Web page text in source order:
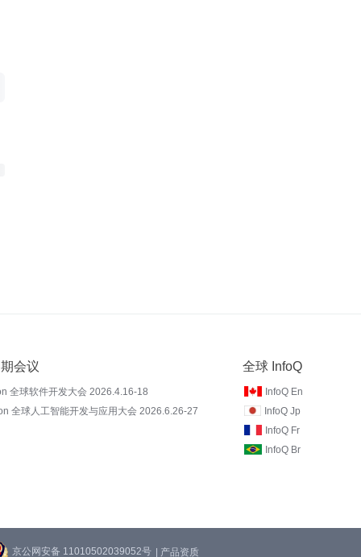
会议
全球软件开发大会 2026.4.16-18
全球人工智能开发与应用大会 2026.6.26-27
全球 InfoQ
InfoQ En
InfoQ Jp
InfoQ Fr
InfoQ Br
京公网安备 11010502039052号 | 产品资质